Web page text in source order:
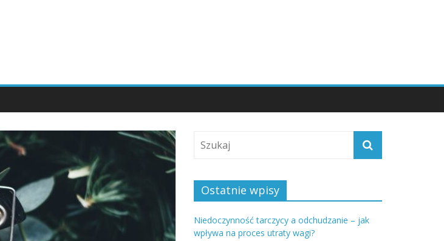
Ostatnie wpisy
Niedoczynność tarczycy a odchudzanie – jak
wpływa na proces utraty wagi?